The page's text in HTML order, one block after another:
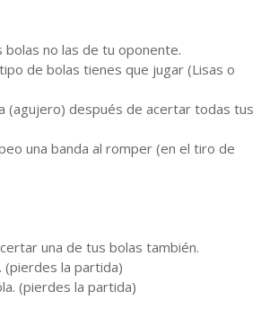
no las de tu oponente.
de bolas tienes que jugar (Lisas o
(agujero) después de acertar todas tus
una banda al romper (en el tiro de
una de tus bolas también.
(pierdes la partida)
(pierdes la partida)